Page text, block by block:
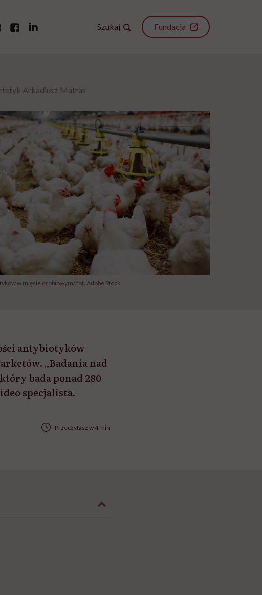
Szukaj Fundacja
Arkadiusz Matras
w mięsie drobiowym/ fot. Adobe Stock
antybiotyków
„Badania nad
bada ponad 280
specjalista.
Przeczytasz w 4 min